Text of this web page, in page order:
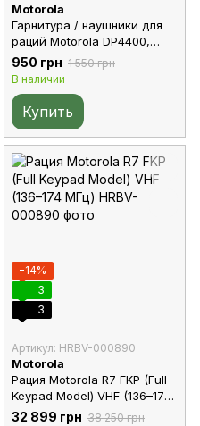
Motorola
Гарнитура / наушники для
раций Motorola DP4400,
DP4400e, DP4800, DP4800E
950 грн 1 550 грн
В наличии
Купить
−14%
3
3
Артикул: HRBV-000890
Motorola
Рация Motorola R7 FKP (Full
Keypad Model) VHF (136–174
МГц)
32 899 грн 38 250 грн